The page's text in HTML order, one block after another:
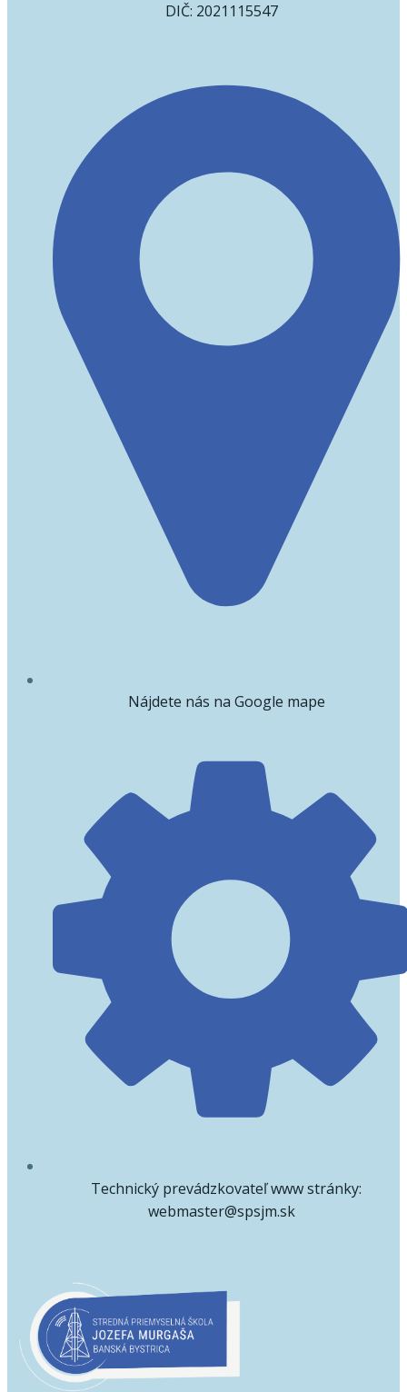
DIČ: 2021115547
Nájdete nás na Google mape
Technický prevádzkovateľ www stránky:
webmaster@spsjm.sk